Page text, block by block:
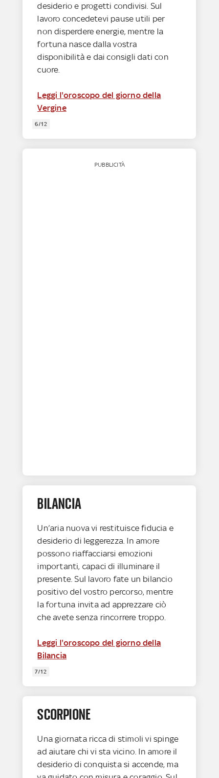
desiderio e progetti condivisi. Sul
lavoro concedetevi pause utili per
non disperdere energie, mentre la
fortuna nasce dalla vostra
disponibilità e dai consigli dati con
cuore.
Leggi l'oroscopo del giorno della
Vergine
6/12
PUBBLICITÀ
BILANCIA
Un’aria nuova vi restituisce fiducia e
desiderio di leggerezza. In amore
possono riaffacciarsi emozioni
importanti, capaci di illuminare il
presente. Sul lavoro fate un bilancio
positivo del vostro percorso, mentre
la fortuna invita ad apprezzare ciò
che avete senza rincorrere troppo.
Leggi l'oroscopo del giorno della
Bilancia
7/12
SCORPIONE
Una giornata ricca di stimoli vi spinge
ad aiutare chi vi sta vicino. In amore il
desiderio di conquista si accende, ma